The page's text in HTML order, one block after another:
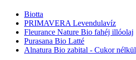
Biotta
PRIMAVERA Levendulavíz
Fleurance Nature Bio fahéj illóolaj
Purasana Bio Latté
Alnatura Bio zabital - Cukor nélkül